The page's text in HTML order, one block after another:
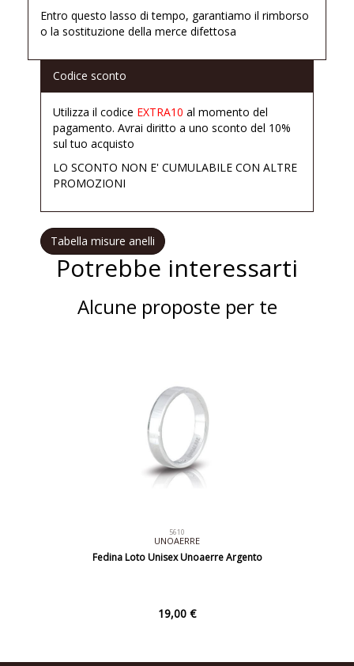
Entro questo lasso di tempo, garantiamo il rimborso
o la sostituzione della merce difettosa
Codice sconto
Utilizza il codice EXTRA10 al momento del
pagamento. Avrai diritto a uno sconto del 10%
sul tuo acquisto
LO SCONTO NON E' CUMULABILE CON ALTRE
PROMOZIONI
Tabella misure anelli
Potrebbe interessarti
Alcune proposte per te
5610
UNOAERRE
Fedina Loto Unisex Unoaerre Argento
19,00 €